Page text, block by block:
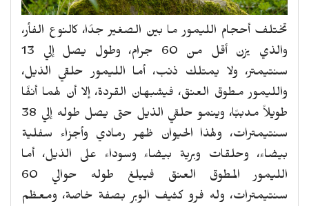
تختلف أحجام الليمور ما بين الصغير جدًا، كالنوع الفأر،
والذي يزن أقل من 60 جرام، وطول يصل إلي 13
سنتيمتر، ولا يمتلك ذنب، أما الليمور حلقي الذيل،
والليمور مطوق العنق، فيشبهان القردة، إلا أن لهما أنفًا
طويلاً مدببًا، وينمو حلقي الذيل حتى يصل طوله إلي 38
سنتيمترات، ولهذا الحيوان ظهر رمادي وأجزاء سفلية
بيضاء، وحلقات وبرية بيضاء وسوداء على الذيل، أما
الليمور المطوق العنق فيبلغ طوله حوالي 60
سنتيمترات، وله فرو كثيف الوبر بصفة خاصة، ومعظم